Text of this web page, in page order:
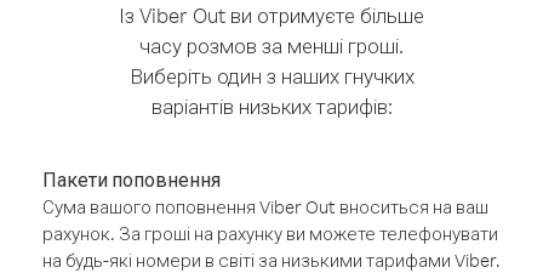
Із Viber Out ви отримуєте більше
часу розмов за менші гроші.
Виберіть один з наших гнучких
варіантів низьких тарифів:
Пакети поповнення
Сума вашого поповнення Viber Out вноситься на ваш
рахунок. За гроші на рахунку ви можете телефонувати
на будь-які номери в світі за низькими тарифами Viber.